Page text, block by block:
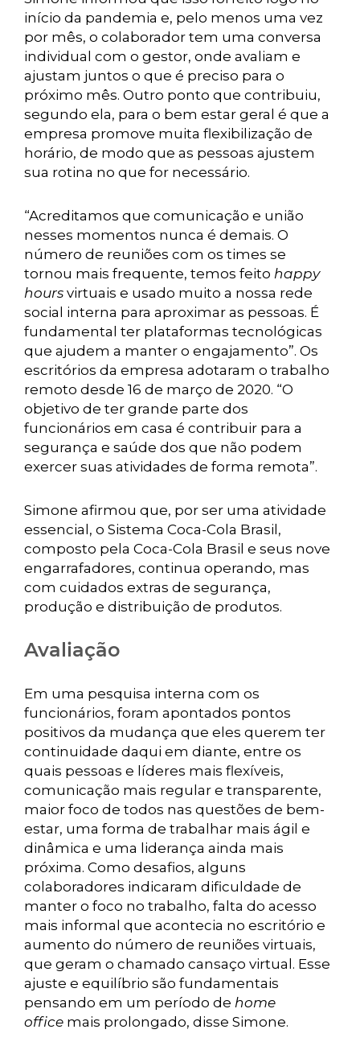
início da pandemia e, pelo menos uma vez
por mês, o colaborador tem uma conversa
individual com o gestor, onde avaliam e
ajustam juntos o que é preciso para o
próximo mês. Outro ponto que contribuiu,
segundo ela, para o bem estar geral é que a
empresa promove muita flexibilização de
horário, de modo que as pessoas ajustem
sua rotina no que for necessário.
“Acreditamos que comunicação e união
nesses momentos nunca é demais. O
número de reuniões com os times se
tornou mais frequente, temos feito happy
hours virtuais e usado muito a nossa rede
social interna para aproximar as pessoas. É
fundamental ter plataformas tecnológicas
que ajudem a manter o engajamento”. Os
escritórios da empresa adotaram o trabalho
remoto desde 16 de março de 2020. “O
objetivo de ter grande parte dos
funcionários em casa é contribuir para a
segurança e saúde dos que não podem
exercer suas atividades de forma remota”.
Simone afirmou que, por ser uma atividade
essencial, o Sistema Coca-Cola Brasil,
composto pela Coca-Cola Brasil e seus nove
engarrafadores, continua operando, mas
com cuidados extras de segurança,
produção e distribuição de produtos.
Avaliação
Em uma pesquisa interna com os
funcionários, foram apontados pontos
positivos da mudança que eles querem ter
continuidade daqui em diante, entre os
quais pessoas e líderes mais flexíveis,
comunicação mais regular e transparente,
maior foco de todos nas questões de bem-
estar, uma forma de trabalhar mais ágil e
dinâmica e uma liderança ainda mais
próxima. Como desafios, alguns
colaboradores indicaram dificuldade de
manter o foco no trabalho, falta do acesso
mais informal que acontecia no escritório e
aumento do número de reuniões virtuais,
que geram o chamado cansaço virtual. Esse
ajuste e equilíbrio são fundamentais
pensando em um período de home
office mais prolongado, disse Simone.